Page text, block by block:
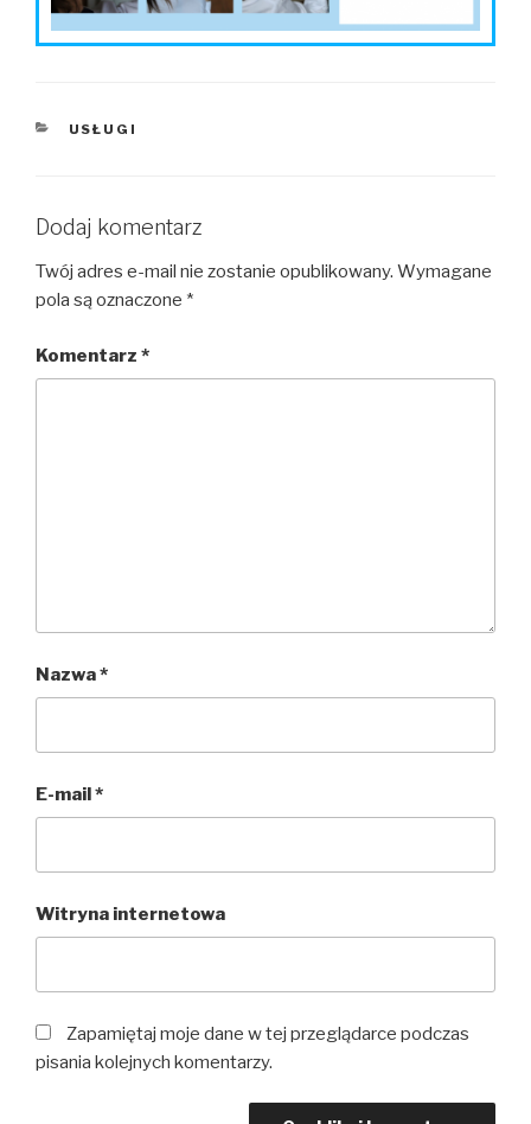
USŁUGI
Dodaj komentarz
Twój adres e-mail nie zostanie opublikowany. Wymagane
pola są oznaczone *
Komentarz *
Nazwa*
E-mail*
Witryna internetowa
Zapamiętaj moje dane w tej przeglądarce podczas
pisania kolejnych komentarzy.